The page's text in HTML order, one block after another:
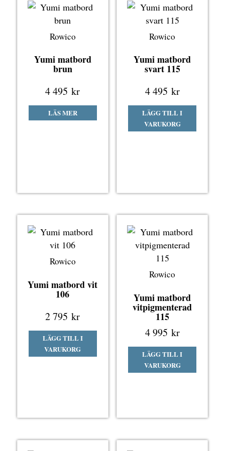
Rowico
Yumi matbord
brun
4 495kr
LÄS MER
Rowico
Yumi matbord
svart 115
4 495 kr
LÄGG TILL I
VARUKORG
Rowico
Yumi matbord vit
106
2 795kr
LÄGG TILL I
VARUKORG
Rowico
Yumi matbord
vitpigmenterad
115
4 995 kr
LÄGG TILL I
VARUKORG